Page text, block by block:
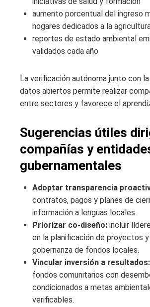
aumento porcentual del ingreso
hogares dedicados a la
reportes de estado ambiental
validados cada año
La verificación autónoma junto con
datos abiertos permite realizar
entre sectores y favorece el
Sugerencias útiles
compañías y
gubernamentales
Adoptar transparencia
contratos, pagos y planes de
información a lenguas locales.
Priorizar co‑diseño: incluir
en la planificación de proyectos
gobernanza de fondos locales.
Vincular inversión a resultados:
fondos comunitarios con
condicionados a metas
verificables.